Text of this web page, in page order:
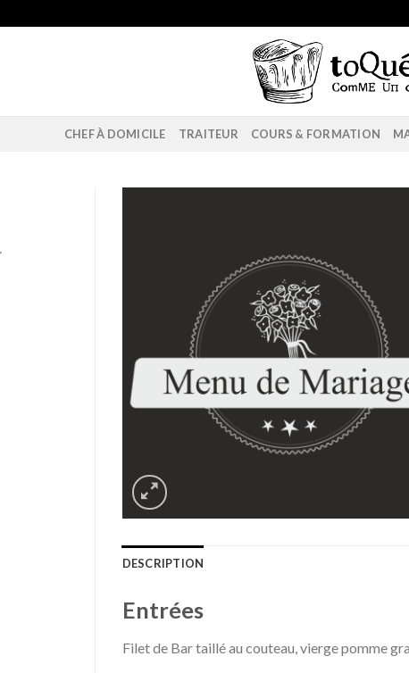
CHEF À DOMICILE TRAITEUR COURS & FORMATION
DESCRIPTION
Entrées
Filet de Bar taillé au couteau, vierge pomme